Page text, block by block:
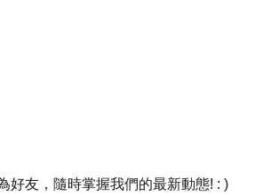
好友，隨時掌握我們的最新動態! : )